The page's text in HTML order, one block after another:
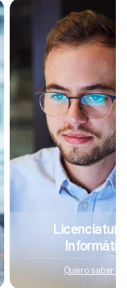
Quiero saber